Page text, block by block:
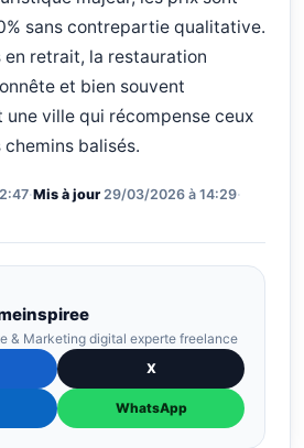
sans contrepartie qualitative.
en retrait, la restauration
et bien souvent
une ville qui récompense ceux
balisés.
·Mis à jour 29/03/2026 à 14:29·
& Marketing digital experte freelance
X
WhatsApp